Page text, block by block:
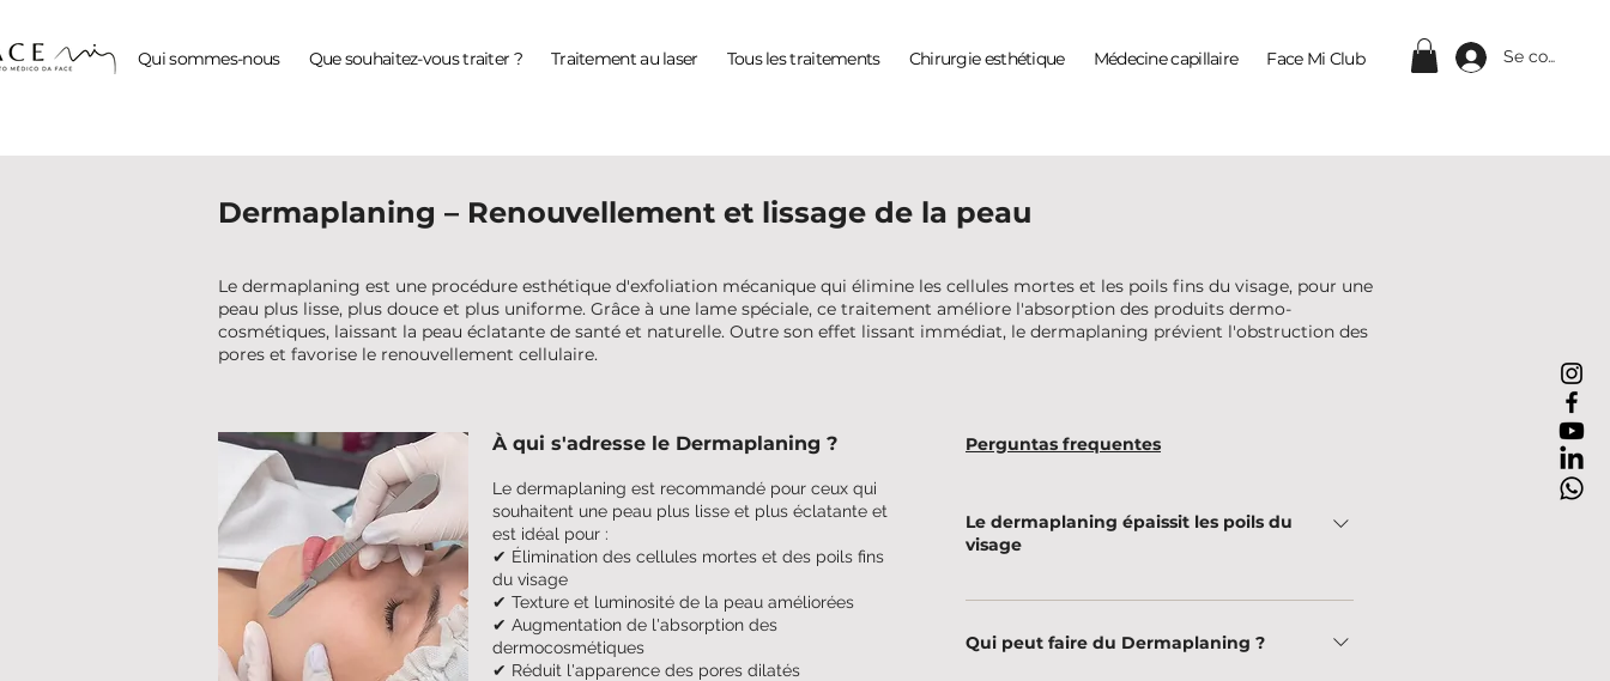
Qui sommes-nous Que souhaitez-vous traiter ? Traitement au laser Tous les traitements Chirurgie esthétique Médecine capillaire Face Mi Club Contact Se connecter
Dermaplaning – Renouvellement et lissage de la peau
Le dermaplaning est une procédure esthétique d'exfoliation mécanique qui élimine les cellules mortes et les poils fins du visage, pour une
peau plus lisse, plus douce et plus uniforme. Grâce à une lame spéciale, ce traitement améliore l'absorption des produits dermo-
cosmétiques, laissant la peau éclatante de santé et naturelle. Outre son effet lissant immédiat, le dermaplaning prévient l'obstruction des
pores et favorise le renouvellement cellulaire.
À qui s'adresse le Dermaplaning ?
Le dermaplaning est recommandé pour ceux qui
souhaitent une peau plus lisse et plus éclatante et
est idéal pour :
✔ Élimination des cellules mortes et des poils fins
du visage
✔ Texture et luminosité de la peau améliorées
✔ Augmentation de l'absorption des
dermocosmétiques
✔ Réduit l'apparence des pores dilatés
Perguntas frequentes
Le dermaplaning épaissit les poils du
visage
Non. Le traitement élimine uniquement les poils
et la même épaisseur qu'auparavant.
Qui peut faire du Dermaplaning ?